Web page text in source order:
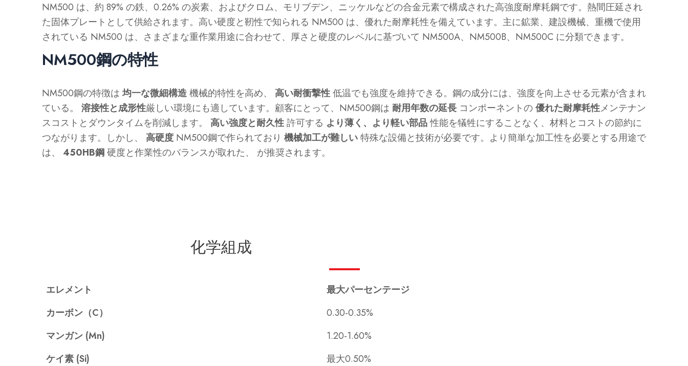
NM500 は、約 89% の鉄、0.26% の炭素、およびクロム、モリブデン、ニッケルなどの合金元素で構成された高強度耐摩耗鋼です。熱間圧延され
た固体プレートとして供給されます。高い硬度と靭性で知られる NM500 は、優れた耐摩耗性を備えています。主に鉱業、建設機械、重機で使用
されている NM500 は、さまざまな重作業用途に合わせて、厚さと硬度のレベルに基づいて NM500A、NM500B、NM500C に分類できます。
NM500鋼の特性
NM500鋼の特徴は均一な微細構造機械的特性を高め、 高い耐衝撃性低温でも強度を維持できる。鋼の成分には、強度を向上させる元素が含まれ
ている。 溶接性と成形性厳しい環境にも適しています。顧客にとって、NM500鋼は 耐用年数の延長 コンポーネントの優れた耐摩耗性メンテナン
スコストとダウンタイムを削減します。 高い強度と耐久性許可する より薄く、より軽い部品性能を犠牲にすることなく、材料とコストの節約に
つながります。しかし、 高硬度 NM500鋼で作られており 機械加工が難しい特殊な設備と技術が必要です。より簡単な加工性を必要とする用途で
は、 450HB鋼硬度と作業性のバランスが取れた、 が推奨されます。
化学組成
エレメント
最大パーセンテージ
カーボン（C）
0.30-0.35%
マンガン (Mn)
1.20-1.60%
ケイ素 (Si)
最大0.50%